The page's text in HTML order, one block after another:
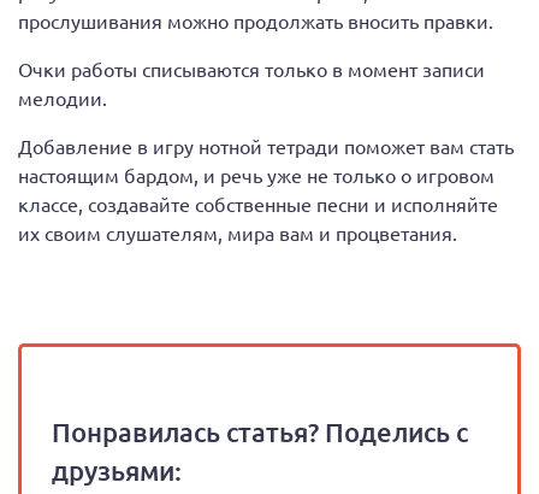
прослушивания можно продолжать вносить правки.
Очки работы списываются только в момент записи
мелодии.
Добавление в игру нотной тетради поможет вам стать
настоящим бардом, и речь уже не только о игровом
классе, создавайте собственные песни и исполняйте
их своим слушателям, мира вам и процветания.
Понравилась статья? Поделись с
друзьями: